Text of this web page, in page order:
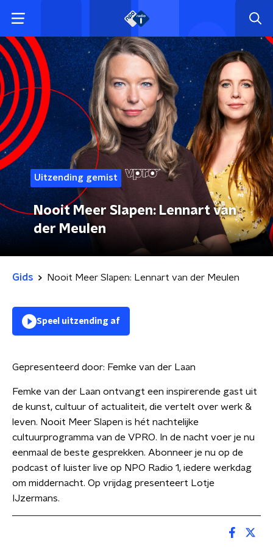
Uitzending gemist
Nooit Meer Slapen: Lennart van
der Meulen
Gids Nooit Meer Slapen: Lennart van der Meulen
Speel uitzending af
Gepresenteerd door: Femke van der Laan
Femke van der Laan ontvangt een inspirerende gast uit
de kunst, cultuur of actualiteit, die vertelt over werk &
leven. Nooit Meer Slapen is hét nachtelijke
cultuurprogramma van de VPRO. In de nacht voer je nu
eenmaal de beste gesprekken. Abonneer je nu op de
podcast of luister live op NPO Radio 1, iedere werkdag
om middernacht. Op vrijdag presenteert Lotje
IJzermans.